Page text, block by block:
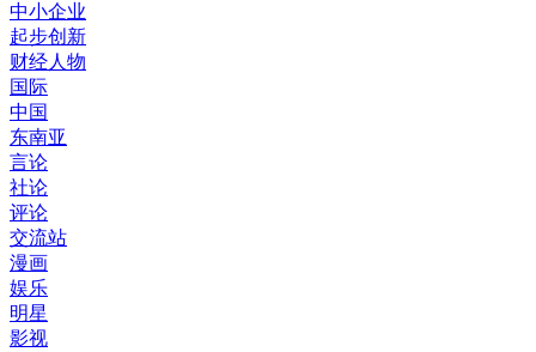
中小企业
起步创新
财经人物
国际
中国
东南亚
言论
社论
评论
交流站
漫画
娱乐
明星
影视